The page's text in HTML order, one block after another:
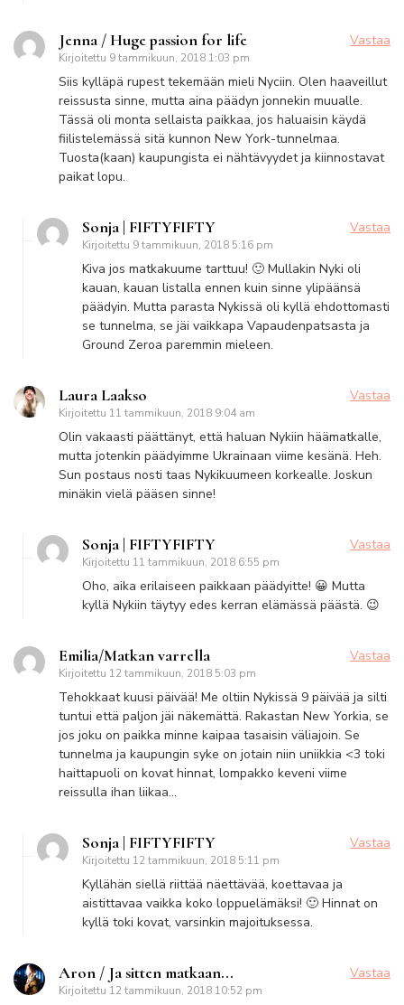
Jenna / Huge passion for life
Kirjoitettu 9 tammikuun, 2018 1:03 pm
Vastaa
Siis kylläpä rupest tekemään mieli Nyciin. Olen haaveillut
reissusta sinne, mutta aina päädyn jonnekin muualle.
Tässä oli monta sellaista paikkaa, jos haluaisin käydä
fiilistelemässä sitä kunnon New York-tunnelmaa.
Tuosta(kaan) kaupungista ei nähtävyydet ja kiinnostavat
paikat lopu.
Sonja | FIFTYFIFTY
Kirjoitettu 9 tammikuun, 2018 5:16 pm
Vastaa
Kiva jos matkakuume tarttuu! 🙂 Mullakin Nyki oli
kauan, kauan listalla ennen kuin sinne ylipäänsä
päädyin. Mutta parasta Nykissä oli kyllä ehdottomasti
se tunnelma, se jäi vaikkapa Vapaudenpatsasta ja
Ground Zeroa paremmin mieleen.
Laura Laakso
Kirjoitettu 11 tammikuun, 2018 9:04 am
Vastaa
Olin vakaasti päättänyt, että haluan Nykiin häämatkalle,
mutta jotenkin päädyimme Ukrainaan viime kesänä. Heh.
Sun postaus nosti taas Nykikuumeen korkealle. Joskun
minäkin vielä pääsen sinne!
Sonja | FIFTYFIFTY
Kirjoitettu 11 tammikuun, 2018 6:55 pm
Vastaa
Oho, aika erilaiseen paikkaan päädyitte! 😀 Mutta
kyllä Nykiin täytyy edes kerran elämässä päästä. 😉
Emilia/Matkan varrella
Kirjoitettu 12 tammikuun, 2018 5:03 pm
Vastaa
Tehokkaat kuusi päivää! Me oltiin Nykissä 9 päivää ja silti
tuntui että paljon jäi näkemättä. Rakastan New Yorkia, se
jos joku on paikka minne kaipaa tasaisin väliajoin. Se
tunnelma ja kaupungin syke on jotain niin uniikkia <3 toki
haittapuoli on kovat hinnat, lompakko keveni viime
reissulla ihan liikaa…
Sonja | FIFTYFIFTY
Kirjoitettu 12 tammikuun, 2018 5:11 pm
Vastaa
Kyllähän siellä riittää näettävää, koettavaa ja
aistittavaa vaikka koko loppuelämäksi! 🙂 Hinnat on
kyllä toki kovat, varsinkin majoituksessa.
Aron / Ja sitten matkaan...
Kirjoitettu 12 tammikuun, 2018 10:52 pm
Vastaa